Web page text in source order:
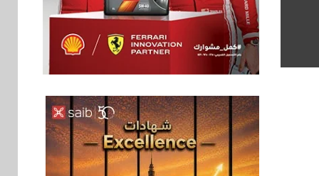
6
اخبار
غرفة القاهرة تنظم
ندوة إلكترونية لدعم
الصادرات وتحقيق
مستهدفات رؤية مصر